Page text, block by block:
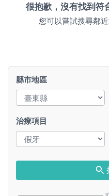
很抱歉，沒有找到符
您可以嘗試搜尋鄰
縣市地區
治療項目